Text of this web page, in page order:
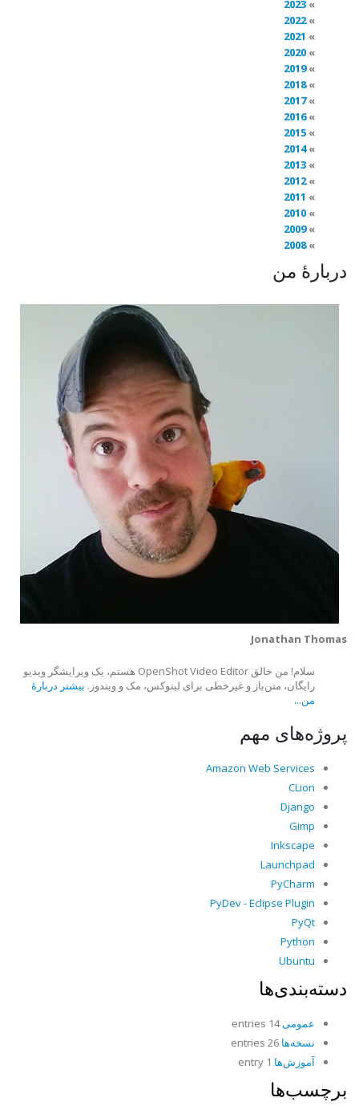
2023
2022
2021
2020
2019
2018
2017
2016
2015
2014
2013
2012
2011
2010
2009
2008
دربارهٔ من
Jonathan Thomas
سلام! من خالق OpenShot Video Editor هستم، یک ویرایشگر ویدیو
رایگان، متن‌باز و غیرخطی برای لینوکس، مک و ویندوز. بیشتر دربارهٔ
من...
پروژه‌های مهم
Amazon Web Services
CLion
Django
Gimp
Inkscape
Launchpad
PyCharm
PyDev - Eclipse Plugin
PyQt
Python
Ubuntu
دسته‌بندی‌ها
عمومی14 entries
نسخه‌ها
آموزش‌ها
برچسب‌ها